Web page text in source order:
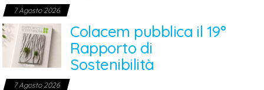
7 Agosto 2026
Colacem pubblica il 19°
Rapporto di
Sostenibilità
7 Agosto 2026